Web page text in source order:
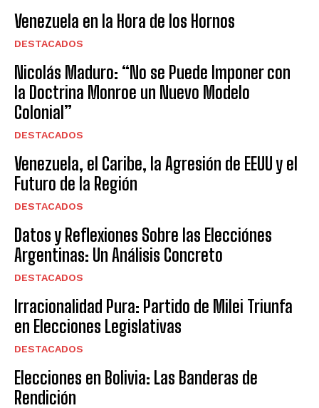
Venezuela en la Hora de los Hornos
DESTACADOS
Nicolás Maduro: “No se Puede Imponer con
la Doctrina Monroe un Nuevo Modelo
Colonial”
DESTACADOS
Venezuela, el Caribe, la Agresión de EEUU y el
Futuro de la Región
DESTACADOS
Datos y Reflexiones Sobre las Elecciónes
Argentinas: Un Análisis Concreto
DESTACADOS
Irracionalidad Pura: Partido de Milei Triunfa
en Elecciones Legislativas
DESTACADOS
Elecciones en Bolivia: Las Banderas de
Rendición